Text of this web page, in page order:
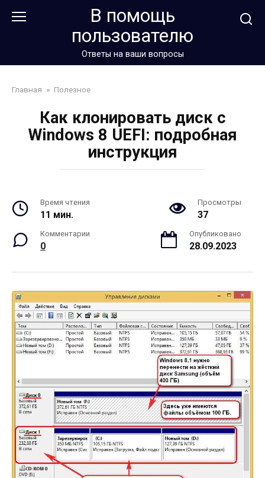
В помощь
пользователю
Ответы на ваши вопросы
Главная » Полезное
Как клонировать диск с
Windows 8 UEFI: подробная
инструкция
Время чтения
11 мин.
Просмотры
37
Комментарии
0
Опубликовано
28.09.2023